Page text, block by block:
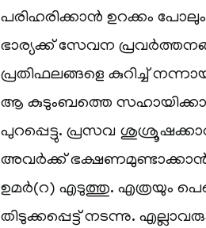
പരിഹരിക്കാൻ ഉറക്കം പോലും
ഭാര്യക്ക് സേവന
പ്രതിഫലങ്ങളെ കുറിച്ച്
ആ കുടുംബത്തെ
പുറപ്പെട്ടു. പ്രസവ
അവർക്ക്
ഉമർ(റ) എടുത്തു. എത്രയും
തിടുക്കപ്പെട്ട് നടന്നു.